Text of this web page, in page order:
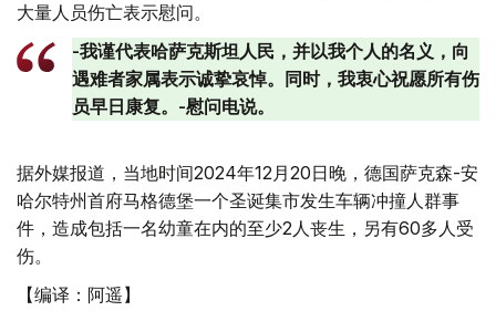
大量人员伤亡表示慰问。
-我谨代表哈萨克斯坦人民，并以我个人的名义，向
遇难者家属表示诚挚哀悼。同时，我衷心祝愿所有伤
员早日康复。-慰问电说。
据外媒报道，当地时间2024年12月20日晚，德国萨克森-安
哈尔特州首府马格德堡一个圣诞集市发生车辆冲撞人群事
件，造成包括一名幼童在内的至少2人丧生，另有60多人受
伤。
【编译：阿遥】